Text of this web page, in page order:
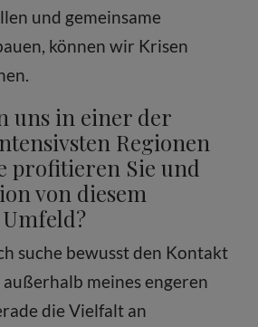
und gemeinsame
können wir Krisen
uns in einer der
Regionen
profitieren Sie und
von diesem
suche bewusst den Kontakt
meines engeren
die Vielfalt an